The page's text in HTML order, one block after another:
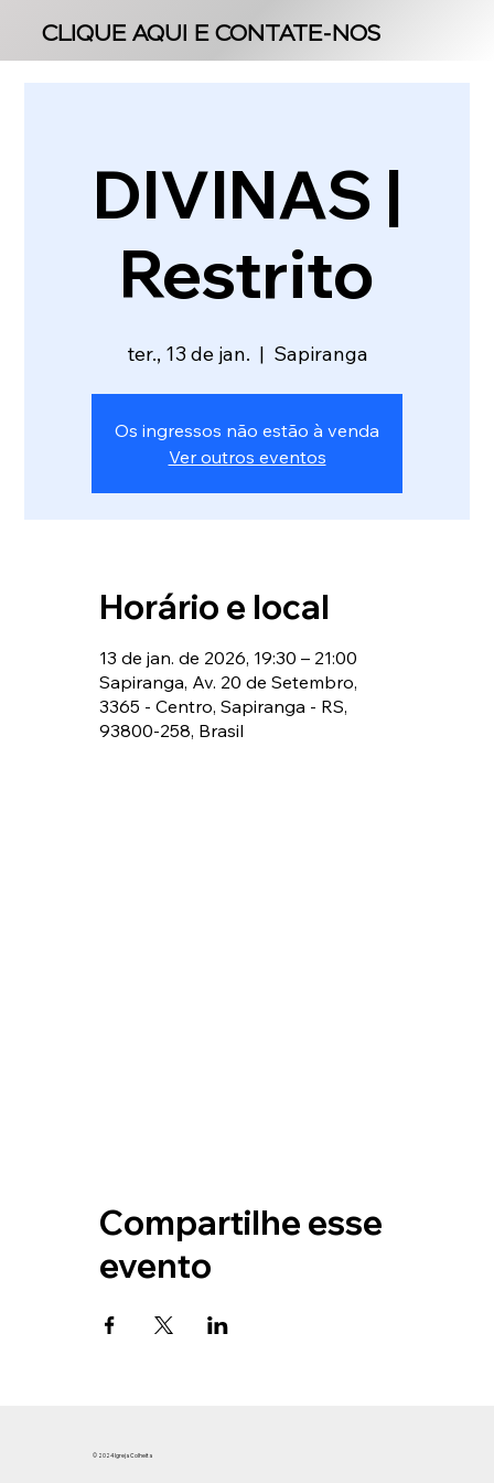
CLIQUE AQUI E CONTATE-NOS
CLIQUE AQUI E CONTATE-NOS
DIVINAS |
Restrito
ter., 13 de jan.
  |
Sapiranga
Os ingressos não estão à venda
Ver outros eventos
Horário e local
13 de jan. de 2026, 19:30 – 21:00
Sapiranga, Av. 20 de Setembro,
3365 - Centro, Sapiranga - RS,
93800-258, Brasil
Compartilhe esse
evento
© 2024 Igreja Colheita